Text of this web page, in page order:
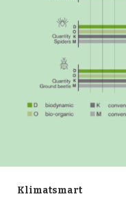
Klimatsmart